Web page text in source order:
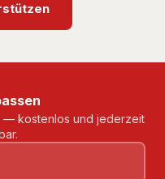
— kostenlos und jederzeit